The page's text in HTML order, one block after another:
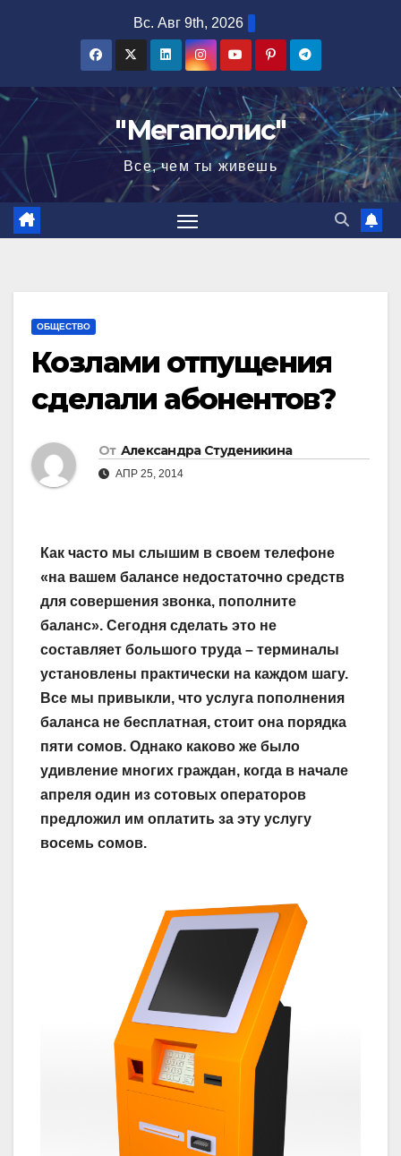
Вс. Авг 9th, 2026
"Мегаполис"
Все, чем ты живешь
ОБЩЕСТВО
Козлами отпущения
сделали абонентов?
От Александра Студеникина
АПР 25, 2014
Как часто мы слышим в своем телефоне
«на вашем балансе недостаточно средств
для совершения звонка, пополните
баланс». Сегодня сделать это не
составляет большого труда – терминалы
установлены практически на каждом шагу.
Все мы привыкли, что услуга пополнения
баланса не бесплатная, стоит она порядка
пяти сомов. Однако каково же было
удивление многих граждан, когда в начале
апреля один из сотовых операторов
предложил им оплатить за эту услугу
восемь сомов.